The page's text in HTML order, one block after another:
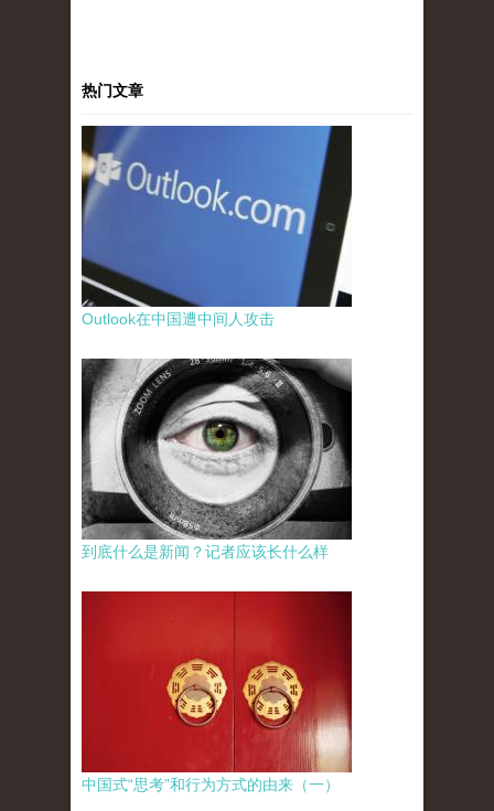
热门文章
Outlook在中国遭中间人攻击
到底什么是新闻？记者应该长什么样
中国式“思考”和行为方式的由来（一）